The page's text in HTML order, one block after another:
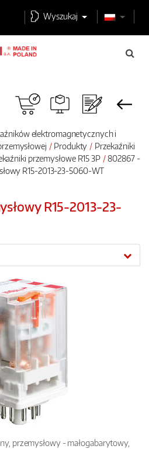
Wyszukaj
elektromagnetycznych i
Produkty
Przekaźniki
przemysłowe R15 3P
802867 -
R15-2013-23-5060-WT
R15-2013-23-
przemysłowy - małogabarytowy,